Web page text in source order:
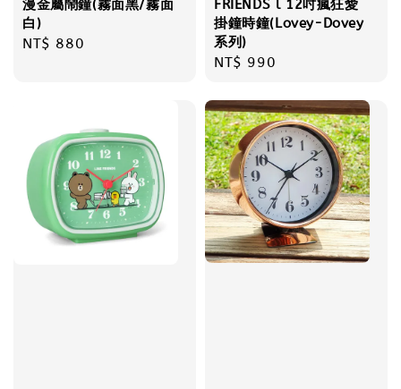
漫金屬鬧鐘(霧面黑/霧面
白)
Regular
NT$ 880
FRIENDS l 12吋瘋狂愛
掛鐘時鐘(Lovey-Dovey
系列)
Regular
NT$ 990